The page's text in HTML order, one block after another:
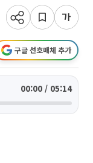
구글 선호매체 추가
00:00 / 05:14